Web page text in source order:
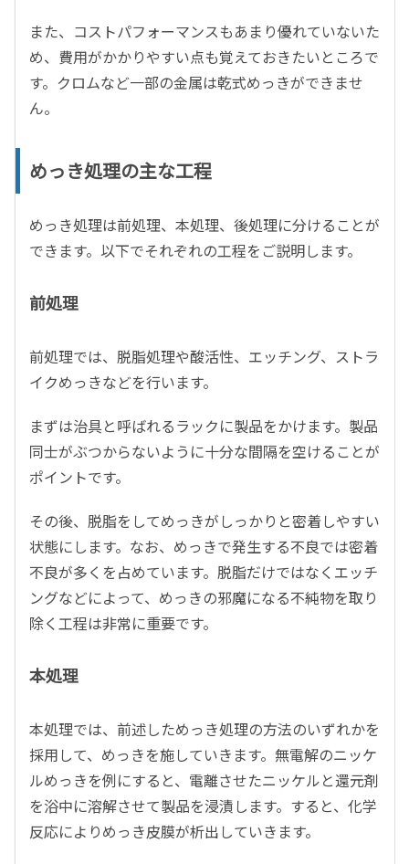
また、コストパフォーマンスもあまり優れていないた
め、費用がかかりやすい点も覚えておきたいところで
す。クロムなど一部の金属は乾式めっきができませ
ん。
めっき処理の主な工程
めっき処理は前処理、本処理、後処理に分けることが
できます。以下でそれぞれの工程をご説明します。
前処理
前処理では、脱脂処理や酸活性、エッチング、ストラ
イクめっきなどを行います。
まずは治具と呼ばれるラックに製品をかけます。製品
同士がぶつからないように十分な間隔を空けることが
ポイントです。
その後、脱脂をしてめっきがしっかりと密着しやすい
状態にします。なお、めっきで発生する不良では密着
不良が多くを占めています。脱脂だけではなくエッチ
ングなどによって、めっきの邪魔になる不純物を取り
除く工程は非常に重要です。
本処理
本処理では、前述しためっき処理の方法のいずれかを
採用して、めっきを施していきます。無電解のニッケ
ルめっきを例にすると、電離させたニッケルと還元剤
を浴中に溶解させて製品を浸漬します。すると、化学
反応によりめっき皮膜が析出していきます。